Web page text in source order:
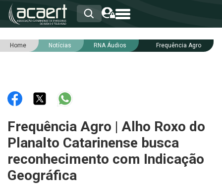
HOME
RNA
NOTÍCIAS
SERVIÇOS
INTEGRIDADE
Home Notícias RNA Áudios Frequência Agro
Frequência Agro | Alho Roxo do
Planalto Catarinense busca
reconhecimento com Indicação
Geográfica